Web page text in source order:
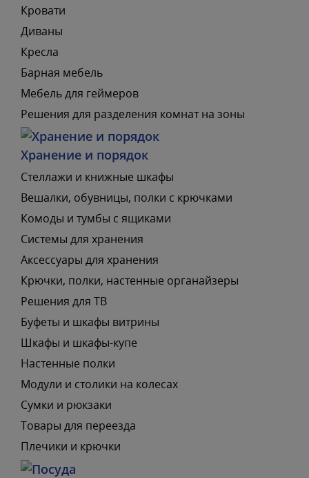
Кровати
Диваны
Кресла
Барная мебель
Мебель для геймеров
Решения для разделения комнат на зоны
Хранение и порядок
Стеллажи и книжные шкафы
Вешалки, обувницы, полки с крючками
Комоды и тумбы с ящиками
Системы для хранения
Аксессуары для хранения
Крючки, полки, настенные органайзеры
Решения для ТВ
Буфеты и шкафы витрины
Шкафы и шкафы-купе
Настенные полки
Модули и столики на колесах
Сумки и рюкзаки
Товары для переезда
Плечики и крючки